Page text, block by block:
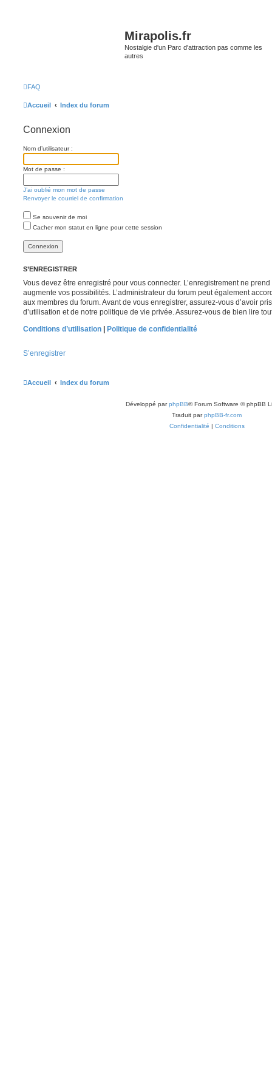
Mirapolis.fr
Nostalgie d'un Parc d'attraction pas comme les
autres
FAQ
Accueil Index du forum
Connexion
Nom d’utilisateur :
Mot de passe :
J’ai oublié mon mot de passe
Renvoyer le courriel de confirmation
Se souvenir de moi
Cacher mon statut en ligne pour cette session
S’ENREGISTRER
Vous devez être enregistré pour vous connecter. L’enregistrement ne
augmente vos possibilités. L’administrateur du forum peut également
aux membres du forum. Avant de vous enregistrer, assurez-vous d’avoir
d’utilisation et de notre politique de vie privée. Assurez-vous de bien lire
Conditions d’utilisation
Politique de confidentialité
S’enregistrer
Accueil Index du forum
Développé parphpBB® Forum Software © phpBB
Traduit parphpBB-fr.com
Confidentialité | Conditions